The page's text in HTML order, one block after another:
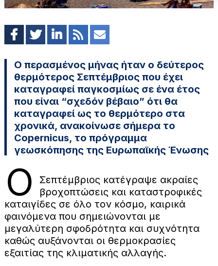
Ο περασμένος μήνας ήταν ο δεύτερος
θερμότερος Σεπτέμβριος που έχει
καταγραφεί παγκοσμίως σε ένα έτος
που είναι “σχεδόν βέβαιο” ότι θα
καταγραφεί ως το θερμότερο στα
χρονικά, ανακοίνωσε σήμερα το
Copernicus, το πρόγραμμα
γεωσκόπησης της Ευρωπαϊκής Ένωσης
Ο
Σεπτέμβριος κατέγραψε ακραίες
βροχοπτώσεις και καταστροφικές
καταιγίδες σε όλο τον κόσμο, καιρικά
φαινόμενα που σημειώνονται με
μεγαλύτερη σφοδρότητα και συχνότητα
καθώς αυξάνονται οι θερμοκρασίες
εξαιτίας της κλιματικής αλλαγής.